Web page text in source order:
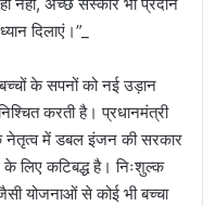
दिलाएं।”_
बच्चों के सपनों को नई उड़ान
करती है। प्रधानमंत्री
नेतृत्व में डबल इंजन की सरकार
के लिए कटिबद्ध है। निःशुल्क
योजनाओं से कोई भी बच्चा